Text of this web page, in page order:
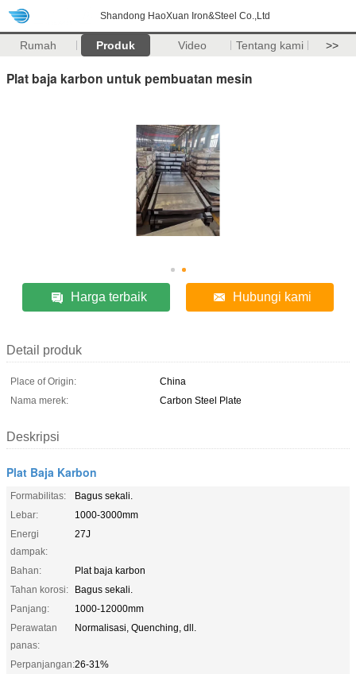
Shandong HaoXuan Iron&Steel Co.,Ltd
Rumah Produk Video Tentang kami >>
Plat baja karbon untuk pembuatan mesin
Harga terbaik Hubungi kami
Detail produk
Place of Origin:
China
Nama merek:
Carbon Steel Plate
Deskripsi
Plat Baja Karbon
Formabilitas:
Bagus sekali.
Lebar:
1000-3000mm
Energi
dampak:
27J
Bahan:
Plat baja karbon
Tahan korosi:
Bagus sekali.
Panjang:
1000-12000mm
Perawatan
panas:
Normalisasi, Quenching, dll.
Perpanjangan:26-31%